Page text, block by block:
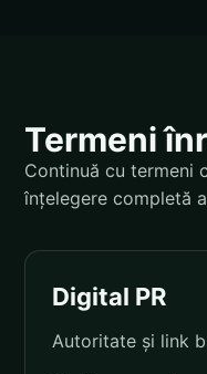
Termeni
Continuă cu termeni
înțelegere completă
Digital PR
Autoritate și link